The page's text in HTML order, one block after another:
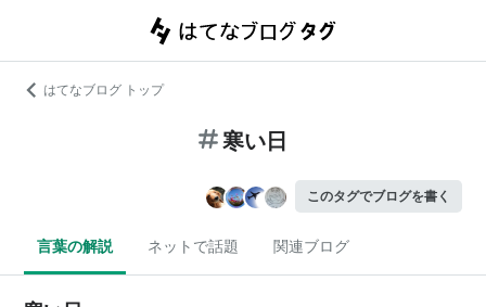
はてなブログ トップ
寒い日
このタグでブログを書く
言葉の解説 ネットで話題 関連ブログ